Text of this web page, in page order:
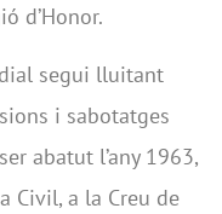
d’Honor.
segui lluitant
i sabotatges
abatut l’any 1963,
Civil, a la Creu de